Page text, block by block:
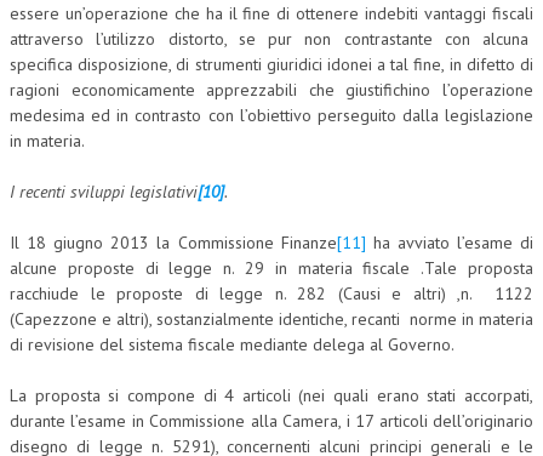
essere un’operazione che ha il fine di ottenere indebiti vantaggi fiscali
attraverso l’utilizzo distorto, se pur non contrastante con alcuna
specifica disposizione, di strumenti giuridici idonei a tal fine, in difetto di
ragioni economicamente apprezzabili che giustifichino l’operazione
medesima ed in contrasto con l’obiettivo perseguito dalla legislazione
in materia.
I recenti sviluppi legislativi[10].
Il 18 giugno 2013 la Commissione Finanze[11] ha avviato l’esame di
alcune proposte di legge n. 29 in materia fiscale .Tale proposta
racchiude le proposte di legge n. 282 (Causi e altri) ,n. 1122
(Capezzone e altri), sostanzialmente identiche, recanti norme in materia
di revisione del sistema fiscale mediante delega al Governo.
La proposta si compone di 4 articoli (nei quali erano stati accorpati,
durante l’esame in Commissione alla Camera, i 17 articoli dell’originario
disegno di legge n. 5291), concernenti alcuni principi generali e le